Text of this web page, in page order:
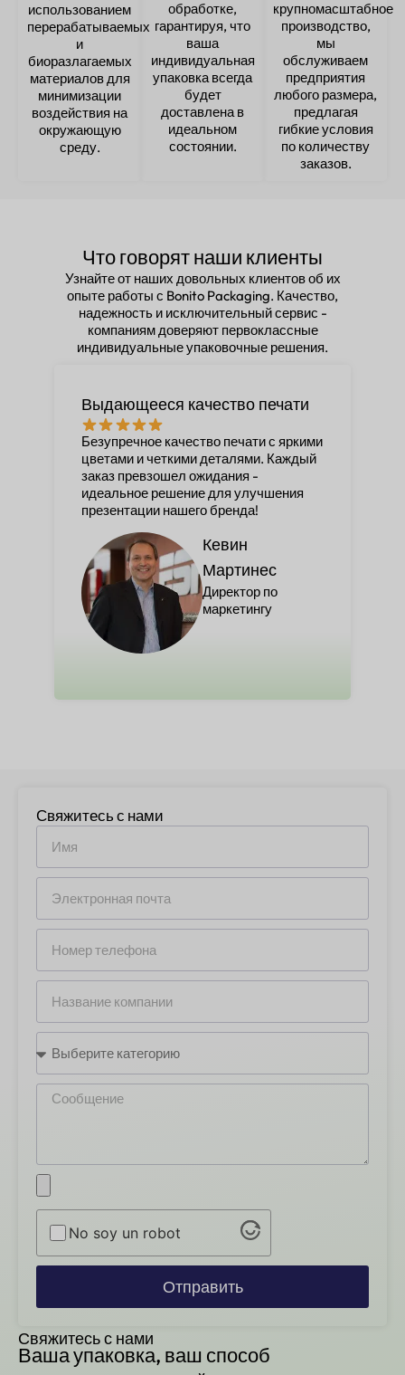
использованием
перерабатываемых
и
биоразлагаемых
материалов для
минимизации
воздействия на
окружающую
среду.
обработке,
гарантируя, что
ваша
индивидуальная
упаковка всегда
будет
доставлена в
идеальном
состоянии.
крупномасштабное
производство,
мы
обслуживаем
предприятия
любого размера,
предлагая
гибкие условия
по количеству
заказов.
Что говорят наши клиенты
Узнайте от наших довольных клиентов об их
опыте работы с Bonito Packaging. Качество,
надежность и исключительный сервис -
компаниям доверяют первоклассные
индивидуальные упаковочные решения.
Выдающееся качество печати
Безупречное качество печати с яркими
цветами и четкими деталями. Каждый
заказ превзошел ожидания -
идеальное решение для улучшения
презентации нашего бренда!
Кевин
Мартинес
Директор по
маркетингу
Свяжитесь с нами
Ваша упаковка, ваш способ
Свяжитесь с нами
No soy un robot
Отправить